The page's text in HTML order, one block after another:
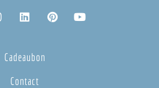
Cadeaubon
Contact